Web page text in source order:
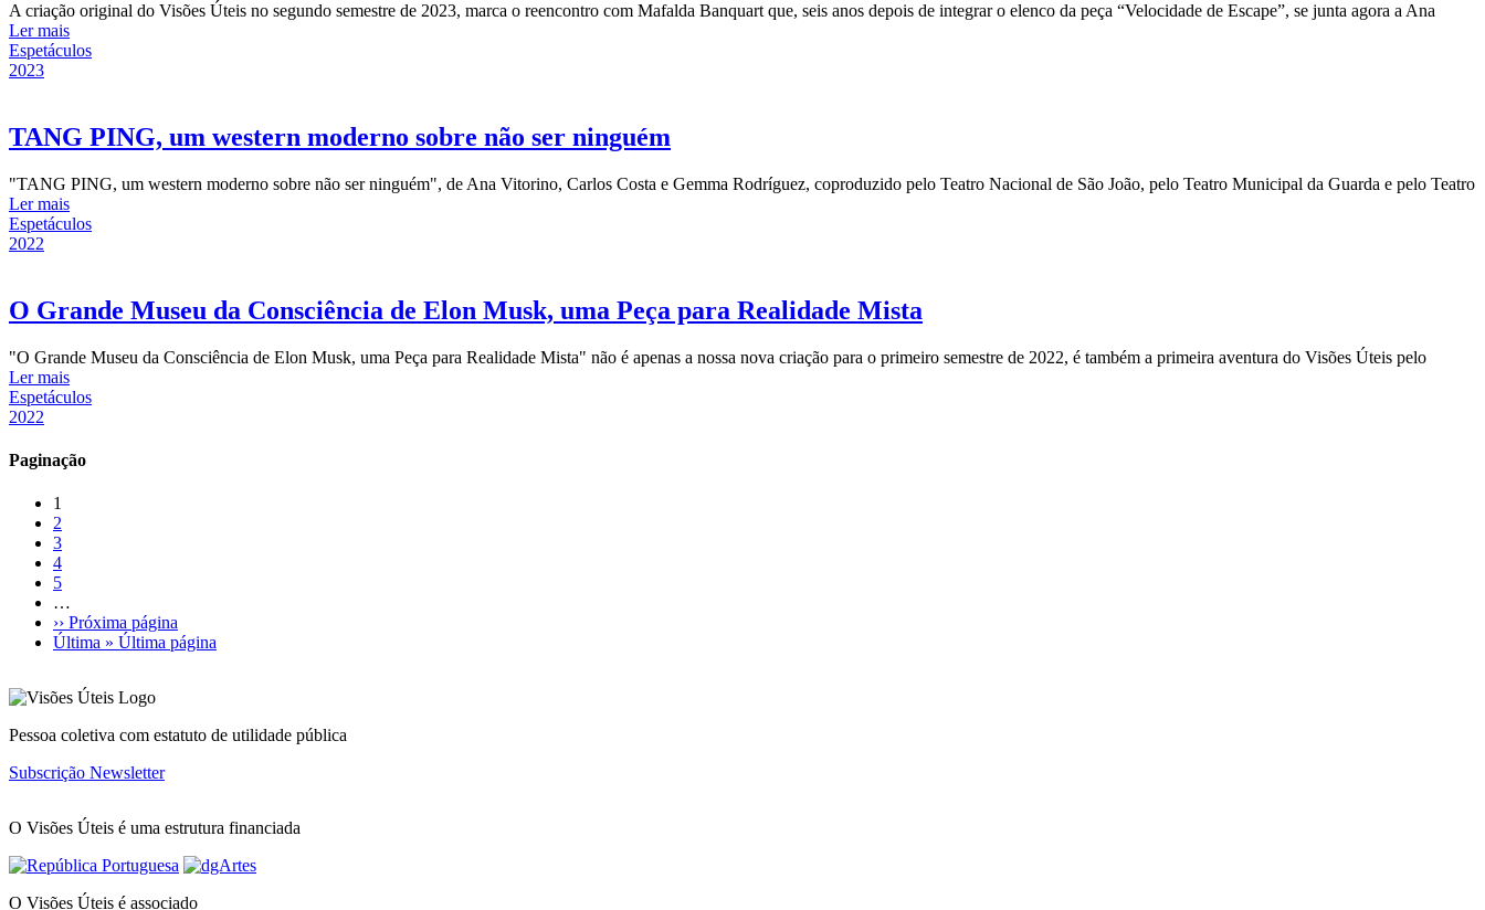
A criação original do Visões Úteis no segundo semestre de 2023, marca o reencontro com Mafalda Banquart que, seis anos depois de integrar o elenco da peça “Velocidade de Escape”, se junta agora a Ana
Ler mais
Espetáculos
2023
TANG PING, um western moderno sobre não ser ninguém
"TANG PING, um western moderno sobre não ser ninguém", de Ana Vitorino, Carlos Costa e Gemma Rodríguez, coproduzido pelo Teatro Nacional de São João, pelo Teatro Municipal da Guarda e pelo Teatro
Ler mais
Espetáculos
2022
O Grande Museu da Consciência de Elon Musk, uma Peça para Realidade Mista
"O Grande Museu da Consciência de Elon Musk, uma Peça para Realidade Mista" não é apenas a nossa nova criação para o primeiro semestre de 2022, é também a primeira aventura do Visões Úteis pelo
Ler mais
Espetáculos
2022
Paginação
1
2
3
4
5
…
›› Próxima página
Última » Última página
Pessoa coletiva com estatuto de utilidade pública
Subscrição Newsletter
O Visões Úteis é uma estrutura financiada
O Visões Úteis é associado